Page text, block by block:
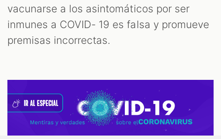
vacunarse a los asintomáticos por ser
inmunes a COVID- 19 es falsa y promueve
premisas incorrectas.